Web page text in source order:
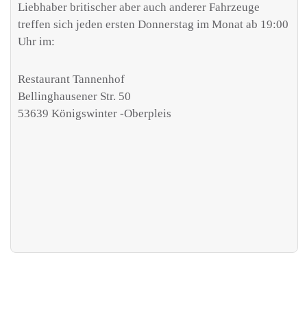
Liebhaber britischer aber auch anderer Fahrzeuge
treffen sich jeden ersten Donnerstag im Monat ab 19:00
Uhr im:
Restaurant Tannenhof
Bellinghausener Str. 50
53639 Königswinter -Oberpleis